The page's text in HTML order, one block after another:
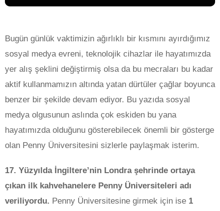
Bugün günlük vaktimizin ağırlıklı bir kısmını ayırdığımız
sosyal medya evreni, teknolojik cihazlar ile hayatımızda
yer alış şeklini değiştirmiş olsa da bu mecraları bu kadar
aktif kullanmamızın altında yatan dürtüler çağlar boyunca
benzer bir şekilde devam ediyor. Bu yazıda sosyal
medya olgusunun aslında çok eskiden bu yana
hayatımızda olduğunu gösterebilecek önemli bir gösterge
olan Penny Üniversitesini sizlerle paylaşmak isterim.
17. Yüzyılda İngiltere’nin Londra şehrinde ortaya
çıkan ilk kahvehanelere Penny Üniversiteleri adı
veriliyordu. Penny Üniversitesine girmek için ise 1